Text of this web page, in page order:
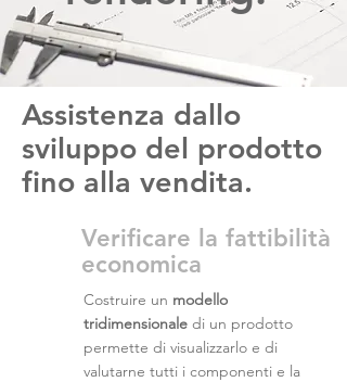
Assistenza dallo
sviluppo del prodotto
fino alla vendita.
Verificare la fattibilità
economica
Costruire un modello
tridimensionale di un prodotto
permette di visualizzarlo e di
valutarne tutti i componenti e la